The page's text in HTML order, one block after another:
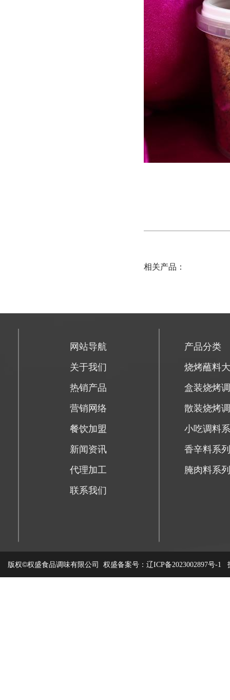
相关产品：
网站导航
关于我们
热销产品
营销网络
餐饮加盟
新闻资讯
代理加工
联系我们
产品分类
烧烤蘸料
盒装烧烤
散装烧烤
小吃调料
香辛料系列
腌肉料系列
版权©权盛食品调味有限公司 权盛备案号： 辽ICP备2023002897号-1